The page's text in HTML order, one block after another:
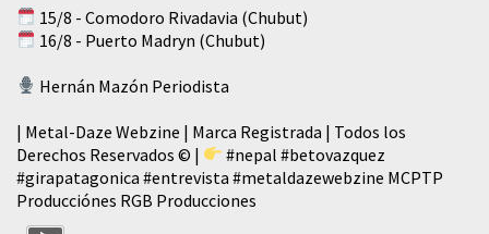
15/8 - Comodoro Rivadavia (Chubut)
16/8 - Puerto Madryn (Chubut)
Hernán Mazón Periodista
| Metal-Daze Webzine | Marca Registrada | Todos los
Derechos Reservados © |
#nepal #betovazquez
#girapatagonica #entrevista #metaldazewebzine MCPTP
Producciónes RGB Producciones